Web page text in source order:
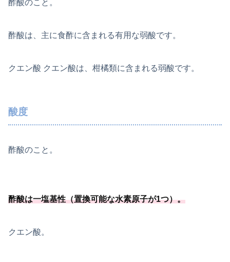
酢酸のこと。
酢酸は、主に食酢に含まれる有用な弱酸です。
クエン酸 クエン酸は、柑橘類に含まれる弱酸です。
酸度
酢酸のこと。
酢酸は一塩基性（置換可能な水素原子が1つ）。
クエン酸。